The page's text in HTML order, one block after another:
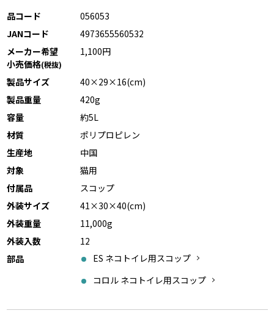
品コード
056053
JANコード
4973655560532
メーカー希望
小売価格(税抜)
1,100円
製品サイズ
40×29×16(cm)
製品重量
420g
容量
約5L
材質
ポリプロピレン
生産地
中国
対象
猫用
付属品
スコップ
外装サイズ
41×30×40(cm)
外装重量
11,000g
外装入数
12
部品
ES ネコトイレ用スコップ
コロル ネコトイレ用スコップ